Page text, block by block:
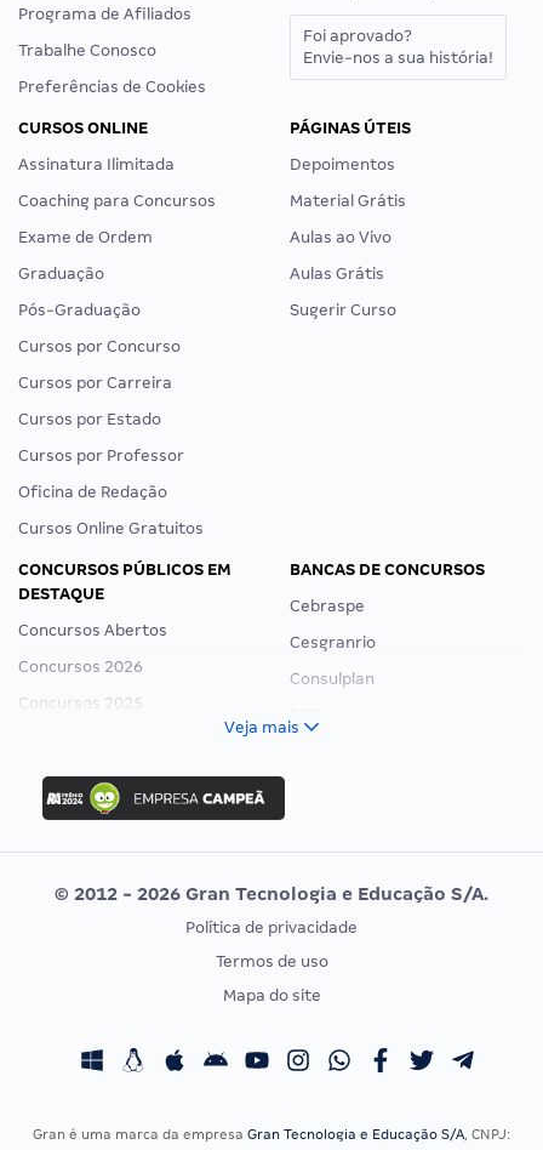
Programa de Afiliados
Trabalhe Conosco
Preferências de Cookies
Foi aprovado?
Envie-nos a sua história!
CURSOS ONLINE
Assinatura Ilimitada
Coaching para Concursos
Exame de Ordem
Graduação
Pós-Graduação
Cursos por Concurso
Cursos por Carreira
Cursos por Estado
Cursos por Professor
Oficina de Redação
Cursos Online Gratuitos
PÁGINAS ÚTEIS
Depoimentos
Material Grátis
Aulas ao Vivo
Aulas Grátis
Sugerir Curso
CONCURSOS PÚBLICOS EM
DESTAQUE
Concursos Abertos
Concursos 2026
Concursos 2025
Concurso Ibama
Concurso MPU
Editais publicados
BANCAS DE CONCURSOS
Cebraspe
Cesgranrio
Consulplan
Vunesp
CONCURSOS POR PROFISSÃO
Concursos Fiscais
EXAME DE ORDEM
Calendário OAB
Veja mais
© 2012 - 2026 Gran Tecnologia e Educação S/A.
Política de privacidade
Termos de uso
Mapa do site
Gran é uma marca da empresa Gran Tecnologia e Educação S/A, CNPJ: